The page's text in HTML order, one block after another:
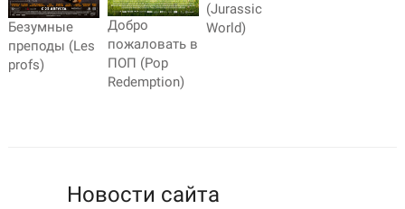
Безумные
преподы (Les
profs)
Добро
пожаловать в
ПОП (Pop
Redemption)
(Jurassic
World)
Новости сайта